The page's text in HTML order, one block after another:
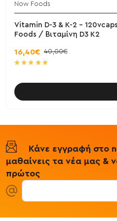
Now Foods
Vitamin D-3 & K-2 -
Foods / Βιταμίνη D3 K2
16,40€ 40,00€
Κάνε εγγραφή στο
μαθαίνεις τα νέα μας &
πρώτος